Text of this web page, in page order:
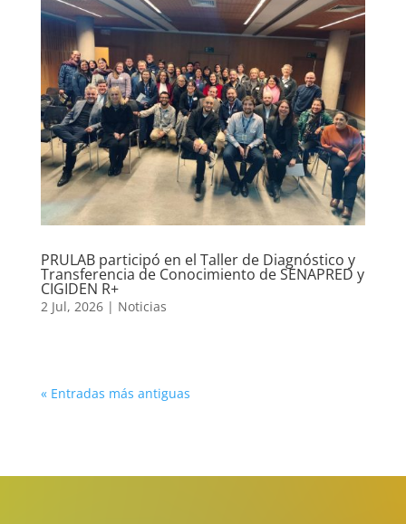
PRULAB participó en el Taller de Diagnóstico y
Transferencia de Conocimiento de SENAPRED y
CIGIDEN R+
2 Jul, 2026| Noticias
« Entradas más antiguas